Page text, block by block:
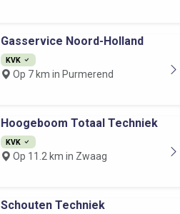
Gasservice Noord-Holland
KVK
Op 7 km in Purmerend
Hoogeboom Totaal Techniek
KVK
Op 11.2 km in Zwaag
Schouten Techniek